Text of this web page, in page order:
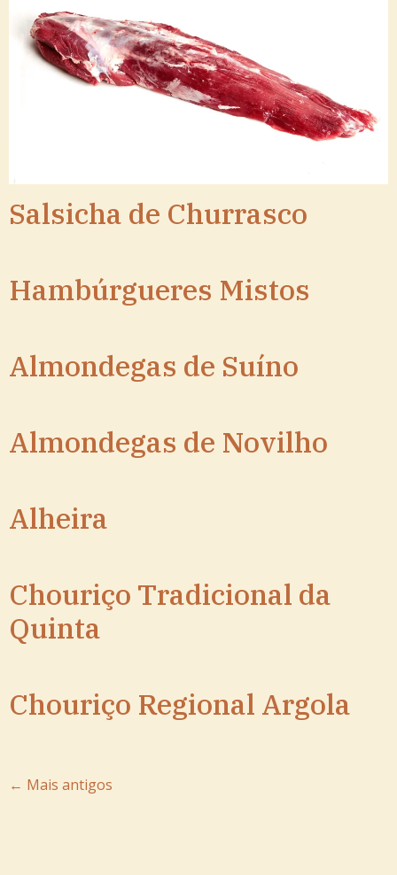
Salsicha de Churrasco
Hambúrgueres Mistos
Almondegas de Suíno
Almondegas de Novilho
Alheira
Chouriço Tradicional da
Quinta
Chouriço Regional Argola
← Mais antigos